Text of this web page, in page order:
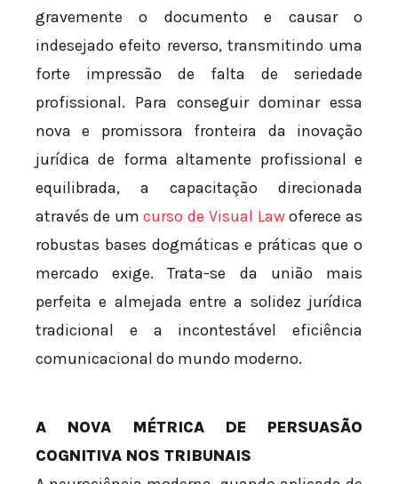
gravemente o documento e causar o
indesejado efeito reverso, transmitindo uma
forte impressão de falta de seriedade
profissional. Para conseguir dominar essa
nova e promissora fronteira da inovação
jurídica de forma altamente profissional e
equilibrada, a capacitação direcionada
através de umcurso de Visual Lawoferece as
robustas bases dogmáticas e práticas que o
mercado exige. Trata-se da união mais
perfeita e almejada entre a solidez jurídica
tradicional e a incontestável eficiência
comunicacional do mundo moderno.
A NOVA MÉTRICA DE PERSUASÃO
COGNITIVA NOS TRIBUNAIS